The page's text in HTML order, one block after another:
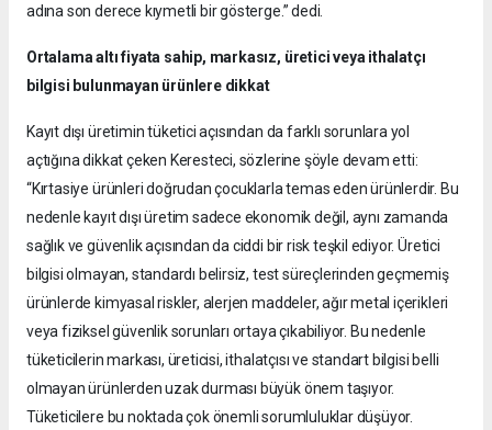
adına son derece kıymetli bir gösterge.” dedi.
Ortalama altı fiyata sahip, markasız, üretici veya ithalatçı
bilgisi bulunmayan ürünlere dikkat
Kayıt dışı üretimin tüketici açısından da farklı sorunlara yol
açtığına dikkat çeken Keresteci, sözlerine şöyle devam etti:
“Kırtasiye ürünleri doğrudan çocuklarla temas eden ürünlerdir. Bu
nedenle kayıt dışı üretim sadece ekonomik değil, aynı zamanda
sağlık ve güvenlik açısından da ciddi bir risk teşkil ediyor. Üretici
bilgisi olmayan, standardı belirsiz, test süreçlerinden geçmemiş
ürünlerde kimyasal riskler, alerjen maddeler, ağır metal içerikleri
veya fiziksel güvenlik sorunları ortaya çıkabiliyor. Bu nedenle
tüketicilerin markası, üreticisi, ithalatçısı ve standart bilgisi belli
olmayan ürünlerden uzak durması büyük önem taşıyor.
Tüketicilere bu noktada çok önemli sorumluluklar düşüyor.